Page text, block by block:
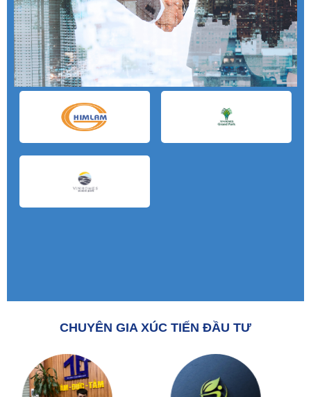
CHUYÊN GIA XÚC TIẾN ĐẦU TƯ